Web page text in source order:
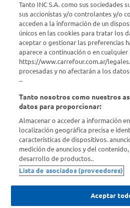
Estamos para ayudarte
¿Tenés una consulta? Comunicate con
Descubrí Carrefour
Conocenos
Info útil
Comprá Online
Tanto INC S.A. como sus sociedades
sus accionistas y/o controlantes y/o
acceden a la información de un
únicos en las cookies para tratar los
aceptar o gestionar las preferencias
aparece a continuación o en
https://www.carrefour.com.ar/
procesadas y no afectarán a los
--
Tanto nosotros como nuestros
datos para proporcionar:
Almacenar o acceder a información
localización geográfica precisa e
características de dispositivos.
medición de anuncios y del
desarrollo de productos..
Lista de asociados (proveedores)
Aceptar